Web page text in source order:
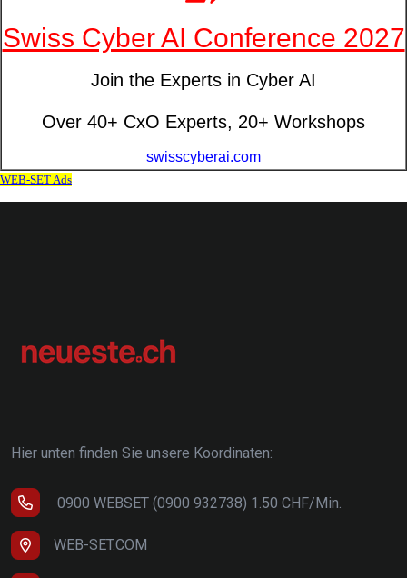
Hier unten finden Sie unsere Koordinaten:
0900 WEBSET (0900 932738) 1.50 CHF/Min.
WEB-SET.COM